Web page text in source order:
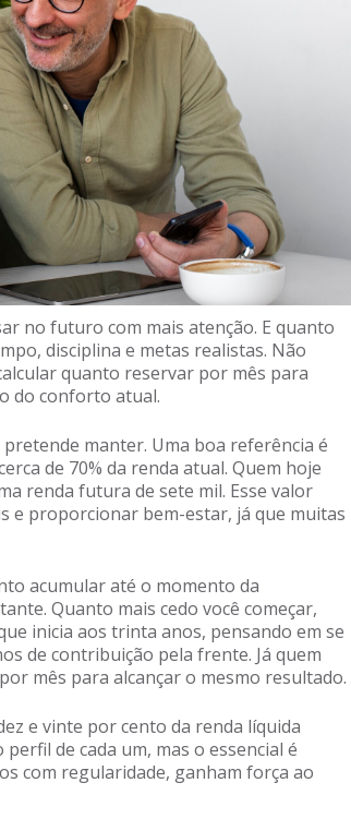
no futuro com mais atenção. E quanto
disciplina e metas realistas. Não
quanto reservar por mês para
do conforto atual.
manter. Uma boa referência é
de 70% da renda atual. Quem hoje
renda futura de sete mil. Esse valor
e proporcionar bem-estar, já que muitas
acumular até o momento da
Quanto mais cedo você começar,
inicia aos trinta anos, pensando em se
de contribuição pela frente. Já quem
mês para alcançar o mesmo resultado.
e vinte por cento da renda líquida
de cada um, mas o essencial é
com regularidade, ganham força ao